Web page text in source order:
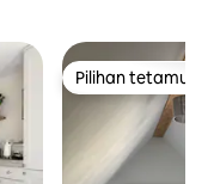
Pilihan tetamu
Pilihan tetamu